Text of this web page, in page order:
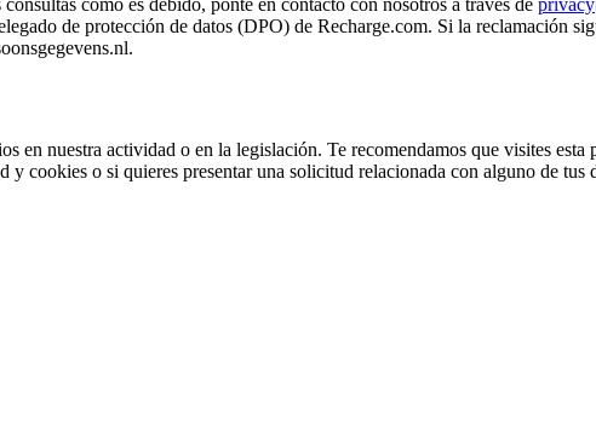
de protección de datos (DPO) de Recharge.com. Si la reclamación
en nuestra actividad o en la legislación. Te recomendamos que visites esta
cookies o si quieres presentar una solicitud relacionada con alguno de tus